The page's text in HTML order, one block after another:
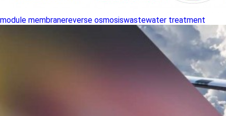
module membranereverse osmosiswastewater treatment